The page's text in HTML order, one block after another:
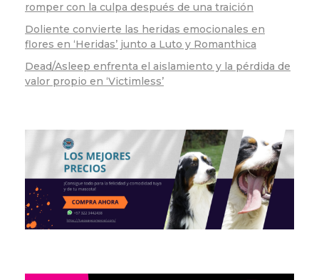
romper con la culpa después de una traición
Doliente convierte las heridas emocionales en
flores en ‘Heridas’ junto a Luto y Romanthica
Dead/Asleep enfrenta el aislamiento y la pérdida de
valor propio en ‘Victimless’